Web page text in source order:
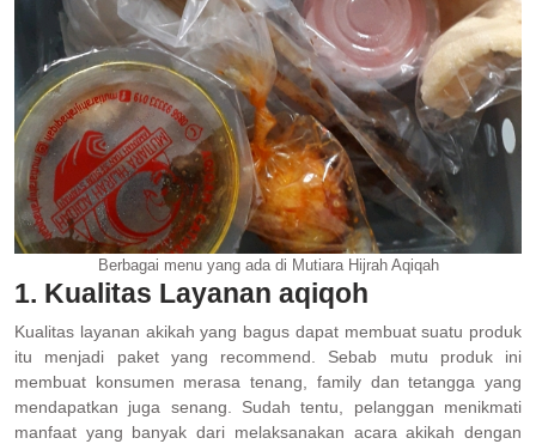
Berbagai menu yang ada di Mutiara Hijrah Aqiqah
1. Kualitas Layanan aqiqoh
Kualitas layanan akikah yang bagus dapat membuat suatu produk
itu menjadi paket yang recommend. Sebab mutu produk ini
membuat konsumen merasa tenang, family dan tetangga yang
mendapatkan juga senang. Sudah tentu, pelanggan menikmati
manfaat yang banyak dari melaksanakan acara akikah dengan